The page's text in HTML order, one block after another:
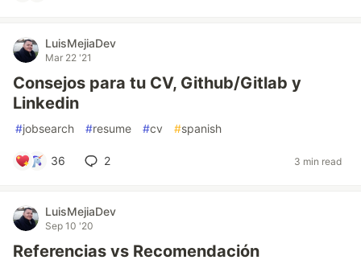
LuisMejiaDev
Mar 22 '21
Consejos para tu CV, Github/Gitlab y
Linkedin
#jobsearch #resume #cv #spanish
36 2 3 min read
LuisMejiaDev
Sep 10 '20
Referencias vs Recomendación